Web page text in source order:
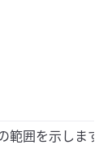
範囲を示します。